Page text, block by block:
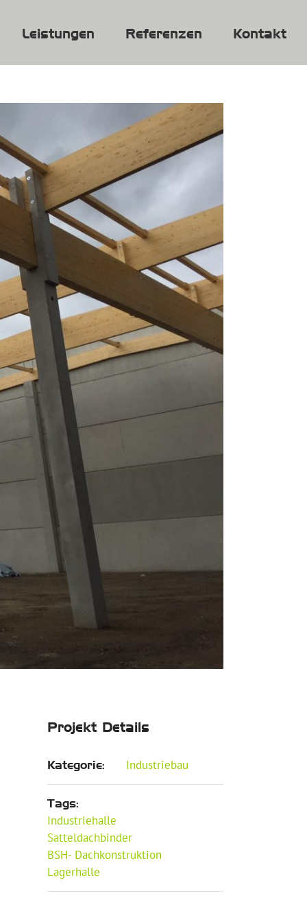
Leistungen Referenzen Kontakt
Projekt Details
Kategorie: Industriebau
Tags:
Industriehalle
Satteldachbinder
BSH- Dachkonstruktion
Lagerhalle